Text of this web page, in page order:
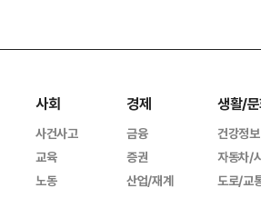
사회
사건사고
교육
노동
경제
금융
증권
산업/재계
생활/
건강정보
자동차/
도로/교